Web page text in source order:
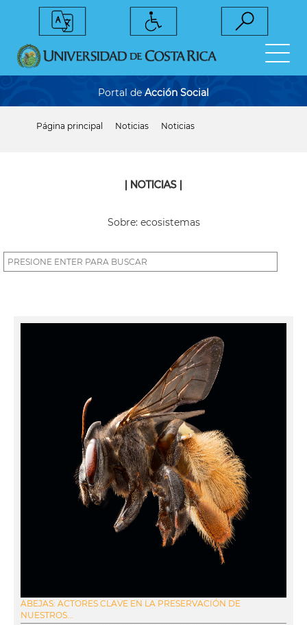
Portal de Acción Social
Página principal Noticias Noticias
| NOTICIAS |
Sobre: ecosistemas
ABEJAS: ACTORES CLAVE EN LA PRESERVACIÓN DE
NUESTROS...